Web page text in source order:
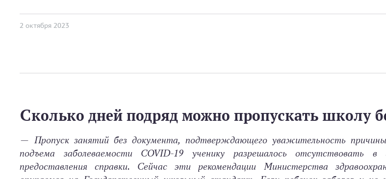
2 октября 2023
Сколько дней подряд можно пропускать школу
— Пропуск занятий без документа, подтверждающего уважительность
подъема заболеваемости СОVID-19 ученику разрешалось отсутствовать
предоставления справки. Сейчас эти рекомендации Министерства